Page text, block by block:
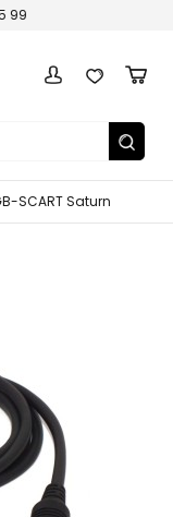
99
SCART Saturn